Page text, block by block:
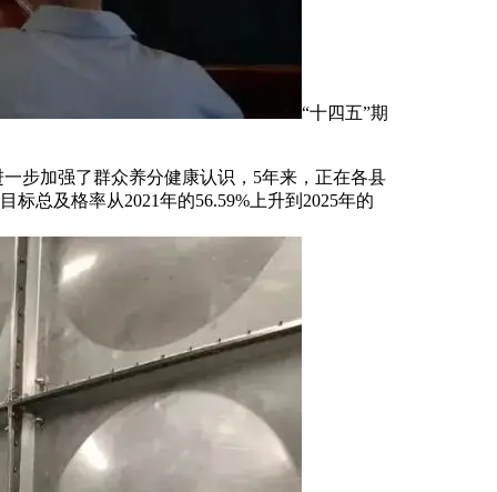
“十四五”期
步加强了群众养分健康认识，5年来，正在各县
总及格率从2021年的56.59%上升到2025年的